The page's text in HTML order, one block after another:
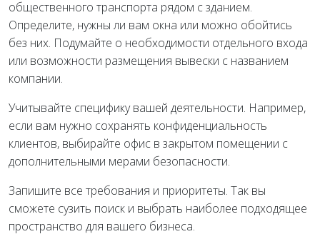
общественного транспорта рядом с зданием.
Определите, нужны ли вам окна или можно обойтись
без них. Подумайте о необходимости отдельного входа
или возможности размещения вывески с названием
компании.
Учитывайте специфику вашей деятельности. Например,
если вам нужно сохранять конфиденциальность
клиентов, выбирайте офис в закрытом помещении с
дополнительными мерами безопасности.
Запишите все требования и приоритеты. Так вы
сможете сузить поиск и выбрать наиболее подходящее
пространство для вашего бизнеса.